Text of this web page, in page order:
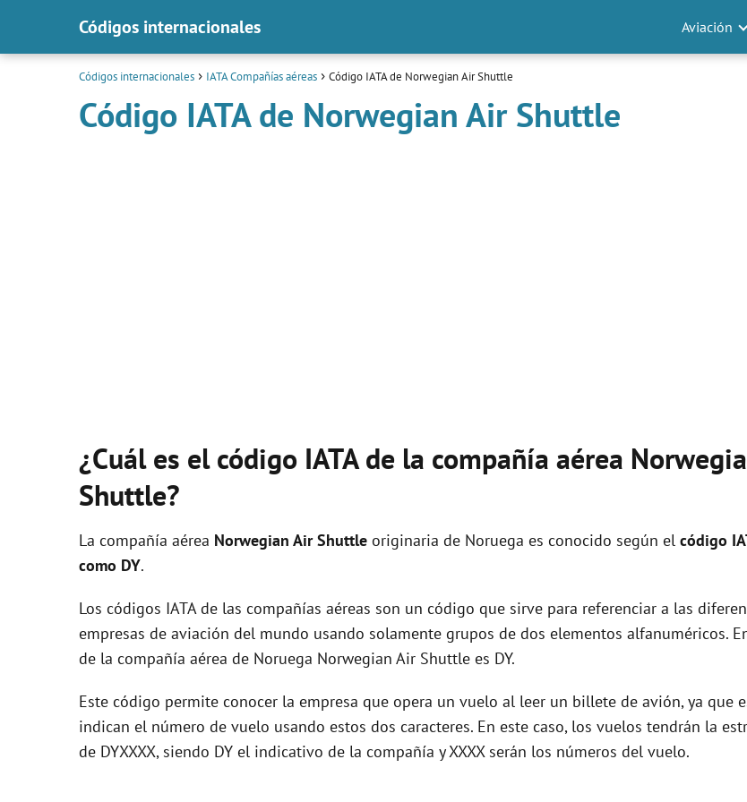
Códigos internacionales Aviación
Códigos internacionales IATA Compañías aéreas Código IATA de Norwegian Air Shuttle
Código IATA de Norwegian Air Shuttle
¿Cuál es el código IATA de la compañía aérea
Shuttle?
La compañía aérea Norwegian Air Shuttle originaria de Noruega es conocido según el código
como DY.
Los códigos IATA de las compañías aéreas son un código que sirve para referenciar a las
empresas de aviación del mundo usando solamente grupos de dos elementos alfanuméricos.
de la compañía aérea de Noruega Norwegian Air Shuttle es DY.
Este código permite conocer la empresa que opera un vuelo al leer un billete de avión, ya que
indican el número de vuelo usando estos dos caracteres. En este caso, los vuelos tendrán la
de DYXXXX, siendo DY el indicativo de la compañía y XXXX serán los números del vuelo.